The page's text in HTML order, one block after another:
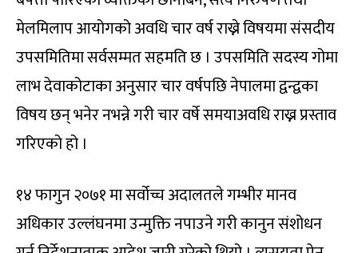
मेलमिलाप आयोगको अवधि चार वर्ष राख्ने विषयमा संसदीय
उपसमितिमा सर्वसम्मत सहमति छ । उपसमिति सदस्य गोमा
लाभ देवाकोटाका अनुसार चार वर्षपछि नेपालमा द्वन्द्वका
विषय छन् भनेर नभन्ने गरी चार वर्षे समयाअवधि राख्न प्रस्ताव
गरिएको हो ।
१४ फागुन २०७१ मा सर्वोच्च अदालतले गम्भीर मानव
अधिकार उल्लंघनमा उन्मुक्ति नपाउने गरी कानुन संशोधन